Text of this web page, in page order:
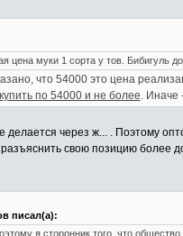
цена муки 1 сорта у тов. Бибигуль
что 54000 это цена
по 54000 и не более. Иначе
делается через ж... . Поэтому
свою позицию более
писал(а):
я сторонник того, что